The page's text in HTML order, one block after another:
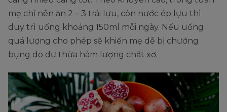
mẹ chỉ nên ăn 2 – 3 trái lựu, còn nước ép lựu thì
duy trì uống khoảng 150ml mỗi ngày. Nếu uống
quá lượng cho phép sẽ khiến mẹ dễ bị chướng
bụng do dư thừa hàm lượng chất xơ.